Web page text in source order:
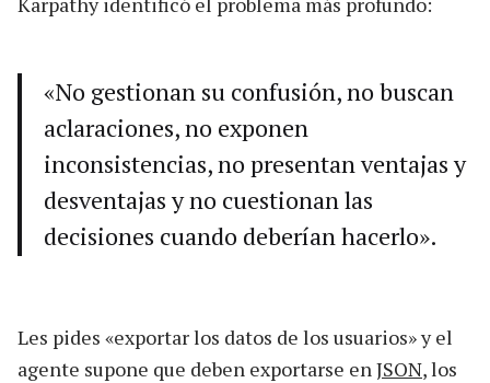
«No gestionan su confusión, no buscan
aclaraciones, no exponen
inconsistencias, no presentan ventajas y
desventajas y no cuestionan las
decisiones cuando deberían hacerlo».
Les pides «exportar los datos de los usuarios» y el
agente supone que deben exportarse enJSON, los